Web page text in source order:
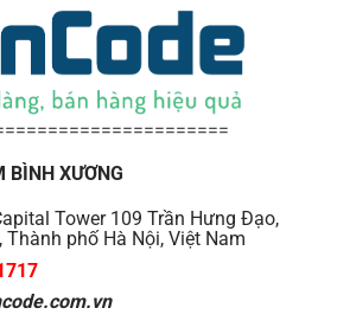
BÌNH XƯƠNG
Tower 109 Trần Hưng Đạo,
Thành phố Hà Nội, Việt Nam